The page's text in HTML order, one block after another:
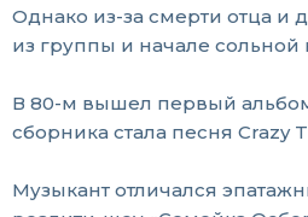
Однако из-за смерти отца и
из группы и начале сольной
В 80-м вышел первый альбом
сборника стала песня Crazy
Музыкант отличался